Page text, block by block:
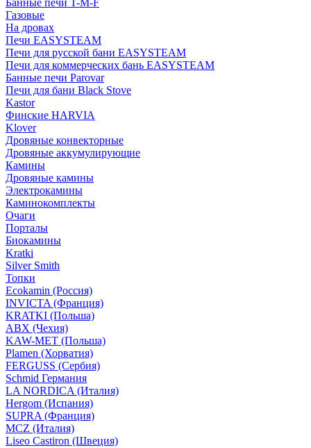
Банные печи T-M-F
Газовые
На дровах
Печи EASYSTEAM
Печи для русской бани EASYSTEAM
Печи для коммерческих бань EASYSTEAM
Банные печи Parovar
Печи для бани Black Stove
Kastor
Финские HARVIA
Klover
Дровяные конвекторные
Дровяные аккумулирующие
Камины
Дровяные камины
Электрокамины
Каминокомплекты
Очаги
Порталы
Биокамины
Kratki
Silver Smith
Топки
Ecokamin (Россия)
INVICTA (Франция)
KRATKI (Польша)
ABX (Чехия)
KAW-MET (Польша)
Plamen (Хорватия)
FERGUSS (Сербия)
Schmid Германия
LA NORDICA (Италия)
Hergom (Испания)
SUPRA (Франция)
MCZ (Италия)
Liseo Castiron (Швеция)